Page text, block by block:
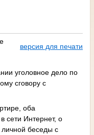
версия для печати
уголовное дело по
сговору с
оба
сети Интернет, о
личной беседы с